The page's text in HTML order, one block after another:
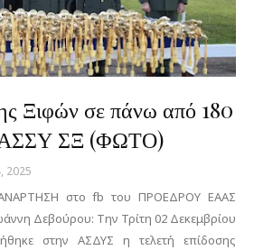
Ξιφών σε πάνω από 180
ΑΣΣΥ ΣΞ (ΦΩΤΟ)
2025
στο fb του ΠΡΟΕΔΡΟΥ ΕΑΑΣ
Δεβούρου: Tην Τρίτη 02 Δεκεμβρίου
στην ΑΣΔΥΣ η τελετή επίδοσης